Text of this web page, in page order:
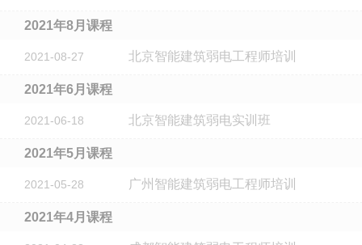
2021年8月课程
2021-08-27 北京智能建筑弱电工程师培训
2021年6月课程
2021-06-18 北京智能建筑弱电实训班
2021年5月课程
2021-05-28 广州智能建筑弱电工程师培训
2021年4月课程